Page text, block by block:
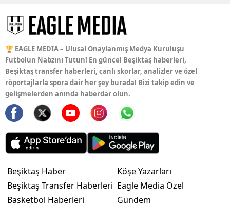
🏆 EAGLE MEDIA – Ulusal Onaylanmış Medya Kuruluşu
Futbolun Nabzını Tutun! En güncel Beşiktaş haberleri,
Beşiktaş transfer haberleri, canlı skorlar, analizler ve özel
röportajlarla spora dair her şey burada! Bizi takip edin ve
gelişmelerden anında haberdar olun.
Beşiktaş Haber
Beşiktaş Transfer Haberleri
Basketbol Haberleri
Köşe Yazarları
Eagle Media Özel
Gündem